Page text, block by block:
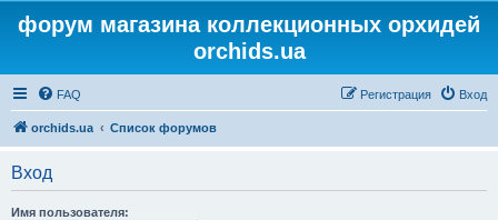
форум магазина коллекционных орхидей
orchids.ua
FAQ Вход
Регистрация
orchids.ua Список форумов
Вход
Имя пользователя: